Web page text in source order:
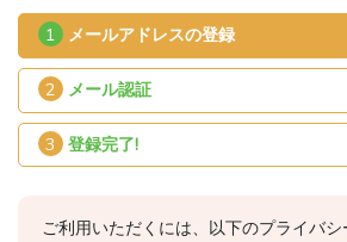
1 メールアドレスの登録
2 メール認証
3 登録完了!
ご利用いただくには、以下のプライバ